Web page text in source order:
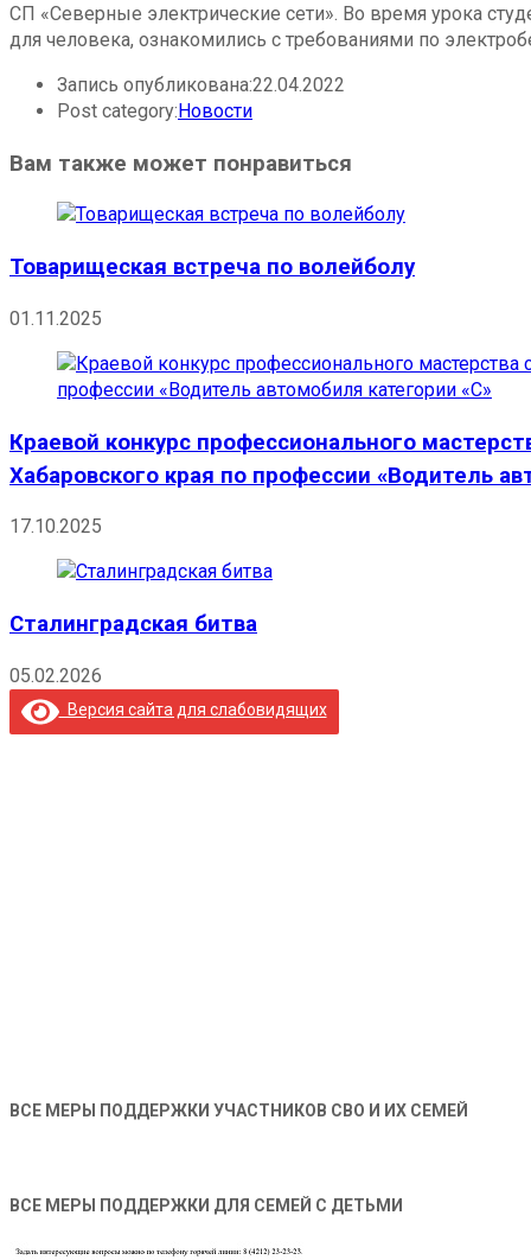
СП «Северные электрические сети». Во время урока
для человека, ознакомились с требованиями по
Запись опубликована:22.04.2022
Post category:Новости
Вам также может понравиться
Товарищеская встреча по волейболу
01.11.2025
Краевой конкурс профессионального
Хабаровского края по профессии «Водитель
17.10.2025
Сталинградская битва
05.02.2026
Версия сайта для слабовидящих
ВСЕ МЕРЫ ПОДДЕРЖКИ УЧАСТНИКОВ СВО И ИХ СЕМЕЙ
ВСЕ МЕРЫ ПОДДЕРЖКИ ДЛЯ СЕМЕЙ С ДЕТЬМИ